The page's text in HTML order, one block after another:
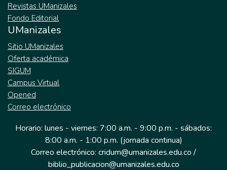
Revistas UManizales
Fondo Editorial
UManizales
Sitio UManizales
Oferta académica
SIGUM
Campus Virtual
Opened
Correo electrónico
Horario: lunes - viernes: 7:00 a.m. - 9:00 p.m. - sábados:
8:00 a.m. - 1:00 p.m. (jornada continua)
Correo electrónico: cridum@umanizales.edu.co /
biblio_publicacion@umanizales.edu.co